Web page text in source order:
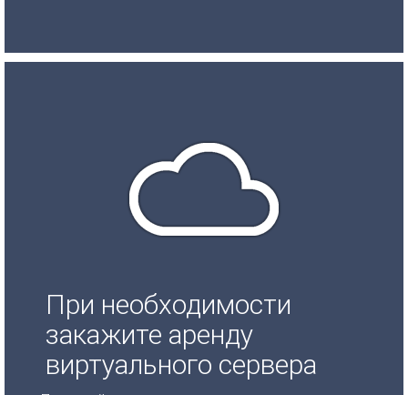
При необходимости
закажите аренду
виртуального сервера